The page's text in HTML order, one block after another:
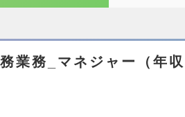
務業務_マネジャー（年